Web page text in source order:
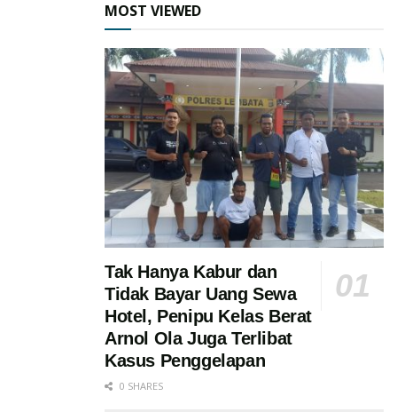
MOST VIEWED
Tak Hanya Kabur dan
Tidak Bayar Uang Sewa
Hotel, Penipu Kelas Berat
Arnol Ola Juga Terlibat
Kasus Penggelapan
0 SHARES